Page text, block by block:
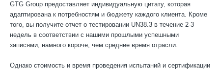
GTG Group предоставляет индивидуальную цитату, которая
адаптирована к потребностям и бюджету каждого клиента. Кроме
того, вы получите отчет о тестировании UN38.3 в течение 2-3
недель в соответствии с нашими прошлыми успешными
записями, намного короче, чем среднее время отрасли.
Однако стоимость и время проведения испытаний и сертификации